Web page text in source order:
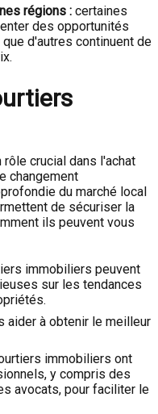
régions : certaines
des opportunités
d'autres continuent de
crucial dans l'achat
changement
du marché local
de sécuriser la
ils peuvent vous
immobiliers peuvent
sur les tendances
aider à obtenir le meilleur
immobiliers ont
y compris des
avocats, pour faciliter le